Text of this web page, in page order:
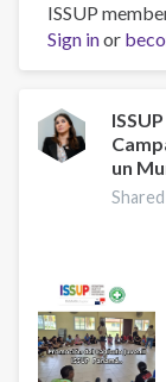
of
the
for
ISSUP
Sign inor
un